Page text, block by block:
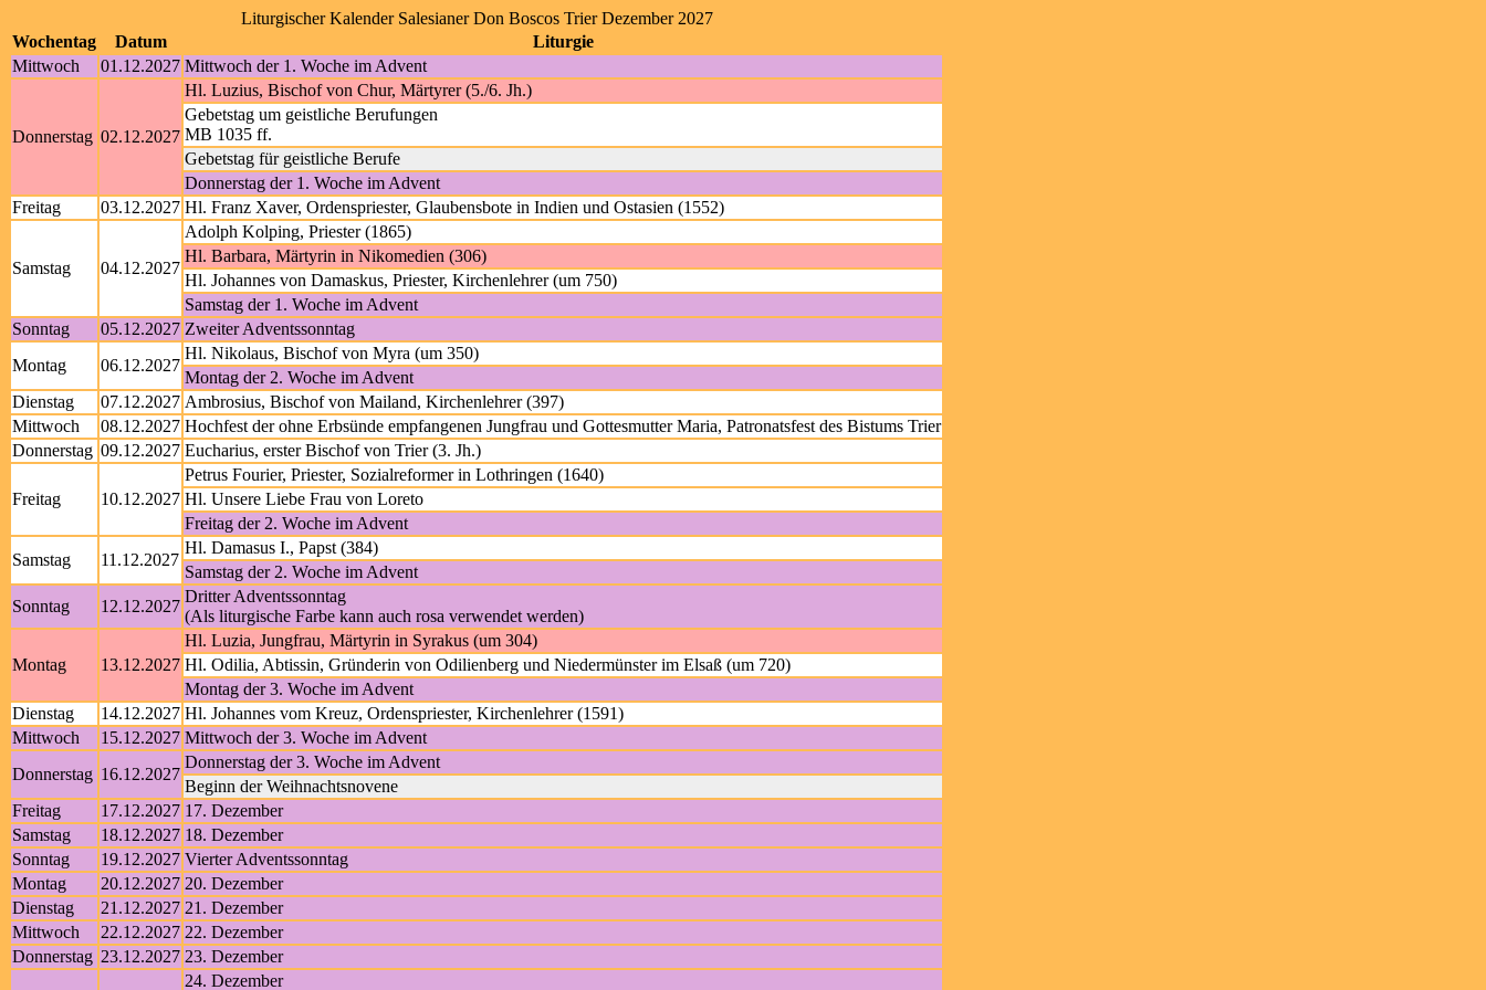
Liturgischer Kalender Salesianer Don Boscos Trier Dezember 2027
Wochentag
Datum
Liturgie
Mittwoch
01.12.2027 Mittwoch der 1. Woche im Advent
Donnerstag 02.12.2027
Hl. Luzius, Bischof von Chur, Märtyrer (5./6. Jh.)
Gebetstag um geistliche Berufungen
MB 1035 ff.
Gebetstag für geistliche Berufe
Donnerstag der 1. Woche im Advent
Freitag
03.12.2027 Hl. Franz Xaver, Ordenspriester, Glaubensbote in Indien und Ostasien (1552)
Samstag 04.12.2027
Adolph Kolping, Priester (1865)
Hl. Barbara, Märtyrin in Nikomedien (306)
Hl. Johannes von Damaskus, Priester, Kirchenlehrer (um 750)
Samstag der 1. Woche im Advent
Sonntag
05.12.2027 Zweiter Adventssonntag
Montag
06.12.2027
Hl. Nikolaus, Bischof von Myra (um 350)
Montag der 2. Woche im Advent
Dienstag
07.12.2027 Ambrosius, Bischof von Mailand, Kirchenlehrer (397)
Mittwoch
08.12.2027 Hochfest der ohne Erbsünde empfangenen Jungfrau und Gottesmutter Maria, Patronatsfest des Bistums Trier
Donnerstag 09.12.2027 Eucharius, erster Bischof von Trier (3. Jh.)
Freitag 10.12.2027
Petrus Fourier, Priester, Sozialreformer in Lothringen (1640)
Hl. Unsere Liebe Frau von Loreto
Freitag der 2. Woche im Advent
Samstag
11.12.2027
Hl. Damasus I., Papst (384)
Samstag der 2. Woche im Advent
Sonntag
12.12.2027
Dritter Adventssonntag
(Als liturgische Farbe kann auch rosa verwendet werden)
Montag 13.12.2027
Hl. Luzia, Jungfrau, Märtyrin in Syrakus (um 304)
Hl. Odilia, Abtissin, Gründerin von Odilienberg und Niedermünster im Elsaß (um 720)
Montag der 3. Woche im Advent
Dienstag
14.12.2027 Hl. Johannes vom Kreuz, Ordenspriester, Kirchenlehrer (1591)
Mittwoch
15.12.2027 Mittwoch der 3. Woche im Advent
Donnerstag 16.12.2027
Donnerstag der 3. Woche im Advent
Beginn der Weihnachtsnovene
Freitag
17.12.2027 17. Dezember
Samstag
18.12.2027 18. Dezember
Sonntag
19.12.2027 Vierter Adventssonntag
Montag
20.12.2027 20. Dezember
Dienstag
21.12.2027 21. Dezember
Mittwoch
22.12.2027 22. Dezember
Donnerstag 23.12.2027 23. Dezember
24. Dezember